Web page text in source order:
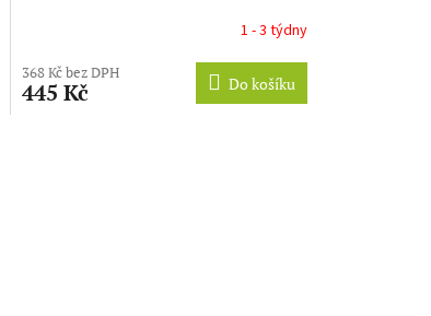
1 - 3 týdny
368 Kč bez DPH
445 Kč Do košíku